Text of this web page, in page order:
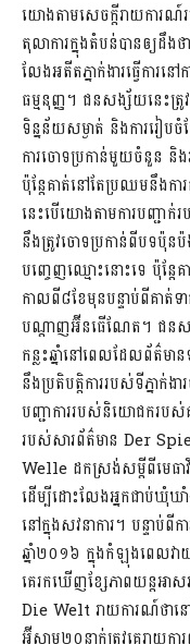
យោងតាមសេចក្តីរាយការណ៍
តុលាការក្នុងតំបន់បានឲ្យដឹ
លែងអតីតភ្នាក់ងារធ្វើការន
ធម្មនុញ្ញ។ ជនសង្ស័យនេះត្រូ
ទិន្នន័យសម្ងាត់ និងការរៀបចំ
ការចោទប្រកាន់មួយចំនួន និ
ប៉ុន្តែគាត់នៅតែប្រឈមនឹងក
នេះបើយោងតាមការបញ្ជា
នឹងត្រូវចោទប្រកាន់ពីបទប៉ុនប៉
បញ្ចេញឈ្មោះនោះទេ ប៉ុន្តែគ
កាលពី៨ខែមុនបន្ទាប់ពីគាត់ទ
បណ្តាញអ៊ីនធើណែត។ ជនសង្ស័
កន្លះឆ្នាំនៅពេលដែលព័ត៌មា
នឹងប្រតិបត្តិការរបស់ទីភ្នាក់ង
បញ្ជាការរបស់និយោជករបស់
របស់សារព័ត៌មាន Der
Welle ដកស្រង់សម្តីពីមេធា
ដើម្បីដោះលែងអ្នកជាប់ឃុំឃាំ
នៅក្នុងសវនាការ។ បន្ទាប់ពីក
ឆ្នាំ២០១៦ ក្នុងកំឡុងពេលវ
គេរកឃើញខ្សែភាពយន្តអ
Die Welt រាយការណ៍ថានៅ